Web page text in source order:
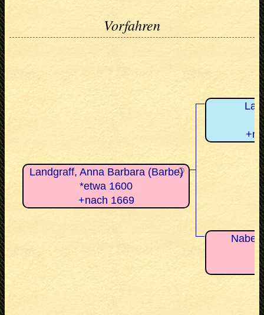
Vorfahren
Landgraff, Anna Barbara (Barbe)
*etwa 1600
+nach 1669